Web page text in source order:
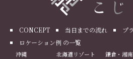
CONCEPT 当日までの流れ
プ
ロケーション例 の一覧
沖縄
北海道リゾート
鎌倉・湘